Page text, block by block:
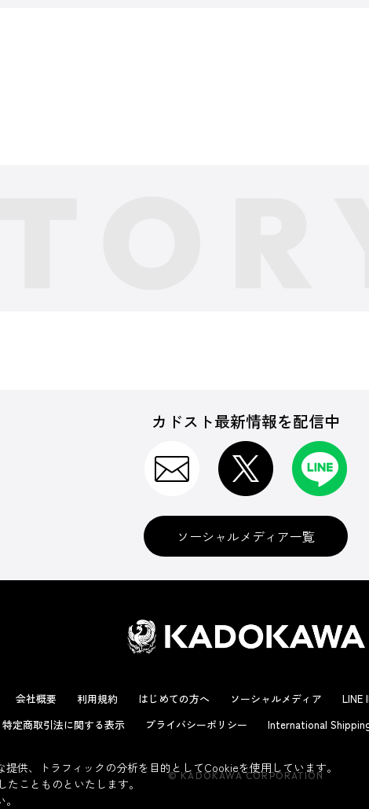
カドスト最新情報を配信中
ソーシャルメディア一覧
会社概要 利用規約 はじめての方へ ソーシャルメディア LINE
特定商取引法に関する表示
プライバシーポリシー International
© KADOKAWA CORPORATION
供、トラフィックの分析を目的としてCookieを使用しています。
ことものといたします。